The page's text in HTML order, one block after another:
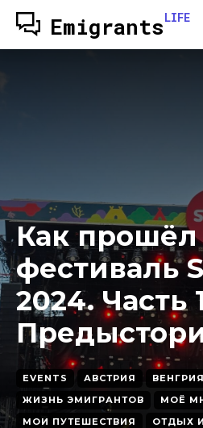
EmigrantsLIFE
Как прошёл
фестиваль
2024. Часть
EVENTS АВСТРИЯ ВЕНГРИЯ
ЖИЗНЬ ЭМИГРАНТОВ
МОЁ
МОИ ПУТЕШЕСТВИЯ
ОТДЫХ